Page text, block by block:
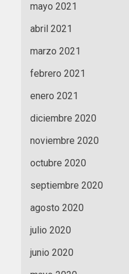
mayo 2021
abril 2021
marzo 2021
febrero 2021
enero 2021
diciembre 2020
noviembre 2020
octubre 2020
septiembre 2020
agosto 2020
julio 2020
junio 2020